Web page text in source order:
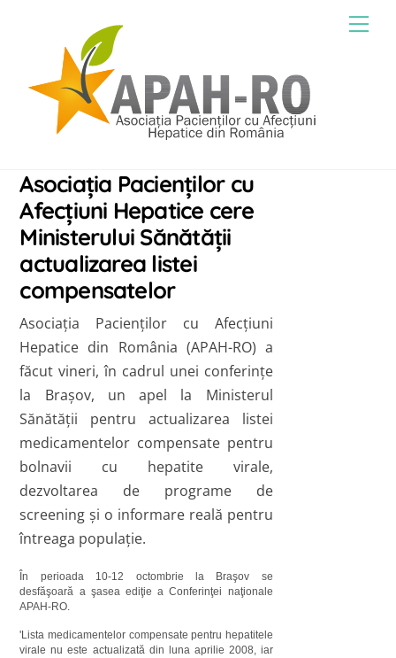
Asociaţia Pacienţilor cu
Afecţiuni Hepatice cere
Ministerului Sănătăţii
actualizarea listei
compensatelor
Asociaţia Pacienţilor cu Afecţiuni
Hepatice din România (APAH-RO) a
făcut vineri, în cadrul unei conferinţe
la Braşov, un apel la Ministerul
Sănătăţii pentru actualizarea listei
medicamentelor compensate pentru
bolnavii cu hepatite virale,
dezvoltarea de programe de
screening şi o informare reală pentru
întreaga populaţie.
În perioada 10-12 octombrie la Braşov se
desfăşoară a şasea ediţie a Conferinţei naţionale
APAH-RO.
'Lista medicamentelor compensate pentru hepatitele
virale nu este actualizată din luna aprilie 2008, iar